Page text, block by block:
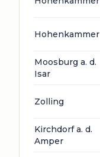
Hohenkammer
Moosburg a. d.
Isar
Zolling
Kirchdorf a. d.
Amper